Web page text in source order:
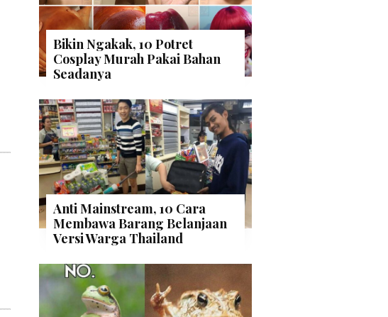
Bikin Ngakak, 10 Potret
Cosplay Murah Pakai Bahan
Seadanya
Anti Mainstream, 10 Cara
Membawa Barang Belanjaan
Versi Warga Thailand